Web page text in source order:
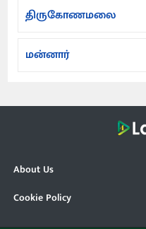
திருகோணமலை
மன்னார்
About Us
Cookie Policy